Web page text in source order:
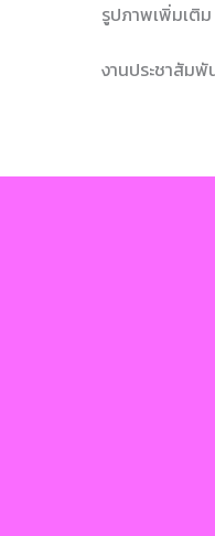
รูปภาพเพิ่มเติม
งานประชาสัม